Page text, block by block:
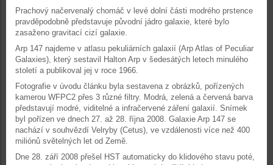
Prachový načervenalý chomáč v levé dolní části modrého prstence
pravděpodobně představuje původní jádro galaxie, které bylo
zasaženo gravitací cizí galaxie.
Arp 147 najdeme v atlasu pekuliárních galaxií (Arp Atlas of Peculiar
Galaxies), který sestavil Halton Arp v šedesátých letech minulého
století a publikoval jej v roce 1966.
Fotografie v úvodu článku byla sestavena z obrázků, pořízených
kamerou WFPC2 přes 3 různé filtry. Modrá, zelená a červená barva
představují modré, viditelné a infračervené záření galaxií. Snímek
byl pořízen ve dnech 27. až 28. října 2008. Galaxie Arp 147 se
nachází v souhvězdí Velryby (Cetus), ve vzdálenosti více než 400
miliónů světelných let od Země.
Dne 28. září 2008 přešel HST automaticky do klidového stavu poté,